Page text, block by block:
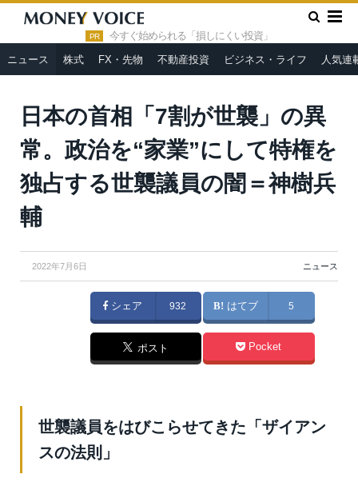
PR 今すぐ始められる「損しにくい投資」
ニュース 株式 FX・先物 不動産投資 ビジネス・ライフ 人気連
HOME » ニュース »
日本の首相「7割が世襲」の異常。政治
を“家業”にして特権を独占する世襲議員の闇＝神樹兵輔
日本の首相「7割が世襲」の異
常。政治を“家業”にして特権を
独占する世襲議員の闇＝神樹兵
輔
2022年7月6日 ニュース
シェア 932 はてブ 5
ポスト Pocket
世襲議員をはびこらせてきた「ザイアン
スの法則」